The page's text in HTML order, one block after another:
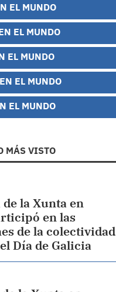
EL MUNDO
EL MUNDO
EL MUNDO
EL MUNDO
EL MUNDO
MÁS VISTO
de la Xunta en
en las
de la colectividad
Día de Galicia